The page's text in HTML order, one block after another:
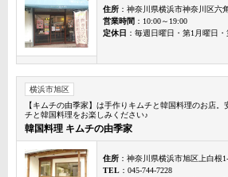
住所 ：神奈川県横浜市神奈川区六
営業時間 ：10:00～19:00
定休日 ：毎週日曜日・第1月曜日・
横浜市旭区
【キムチの由季家】は手作りキムチと韓国料理のお店
チと韓国料理をお楽しみください♪
韓国料理 キムチの由季家
住所 ：神奈川県横浜市旭区上白根1-
TEL ：045-744-7228